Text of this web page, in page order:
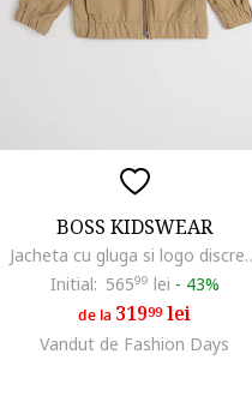
BOSS KIDSWEAR
Jacheta cu
Initial: 56599 lei - 43%
de la 31999lei
Vandut de Fashion Days